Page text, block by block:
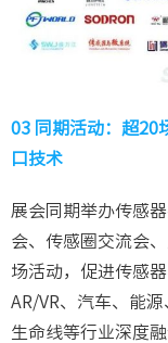
03 同期活动：超20
口技术
展会同期举办传感
会、传感圈交流会
场活动，促进传感
AR/VR、汽车、能
生命线等行业深度